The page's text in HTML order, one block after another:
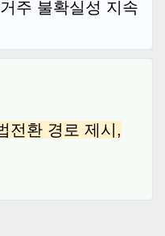
주 불확실성 지속
전환 경로 제시,